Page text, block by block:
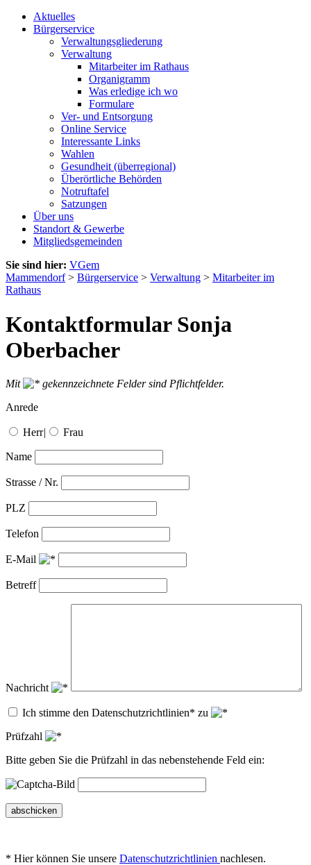
Aktuelles
Bürgerservice
Verwaltungsgliederung
Verwaltung
Mitarbeiter im Rathaus
Organigramm
Was erledige ich wo
Formulare
Ver- und Entsorgung
Online Service
Interessante Links
Wahlen
Gesundheit (überregional)
Überörtliche Behörden
Notruftafel
Satzungen
Über uns
Standort & Gewerbe
Mitgliedsgemeinden
Sie sind hier: VGem
Mammendorf> Bürgerservice > Verwaltung > Mitarbeiter im
Rathaus
Kontaktformular Sonja
Oberbacher
Mit
gekennzeichnete Felder sind Pflichtfelder.
Anrede
Herr| Frau
Name
Strasse / Nr.
PLZ
Telefon
E-Mail
Betreff
Nachricht
Ich stimme den Datenschutzrichtlinien* zu
Prüfzahl
Bitte geben Sie die Prüfzahl in das nebenstehende Feld ein:
abschicken
* Hier können Sie unsere Datenschutzrichtlinien nachlesen.